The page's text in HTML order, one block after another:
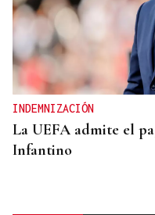
INDEMNIZACIÓN
La UEFA admite el
Infantino